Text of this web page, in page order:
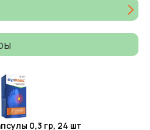
0,3 гр, 24 шт